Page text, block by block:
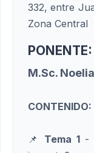
332, entre
Zona Central
PONENTE:
M.Sc.
CONTENIDO:
📌 Tema 1-